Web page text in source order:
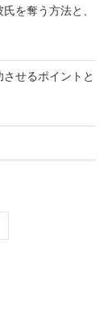
を奪う方法と、
せるポイントと